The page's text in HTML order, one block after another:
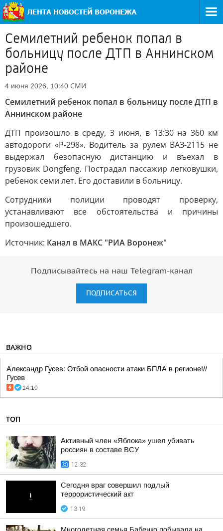
Семилетний ребенок попал в
больницу после ДТП в Аннинском
районе
4 июня 2026, 10:40 СМИ
Семилетний ребенок попал в больницу после ДТП в
Аннинском районе
ДТП произошло в среду, 3 июня, в 13:30 на 360 км
автодороги «Р-298». Водитель за рулем ВАЗ-2115 не
выдержал безопасную дистанцию и въехал в
грузовик Dongfeng. Пострадал пассажир легковушки,
ребенок семи лет. Его доставили в больницу.
Сотрудники полиции проводят проверку,
устанавливают все обстоятельства и причины
произошедшего.
Источник: Канал в МАКС "РИА Воронеж"
Подписывайтесь на наш Telegram-канал
ПОДПИСАТЬСЯ
ВАЖНО
Александр Гусев: Отбой опасности атаки БПЛА в регионе!//
Гусев
14:10
ТОП
Активный член «Яблока» ушел убивать
россиян в составе ВСУ
12:32
Сегодня враг совершил подлый
террористический акт
13:19